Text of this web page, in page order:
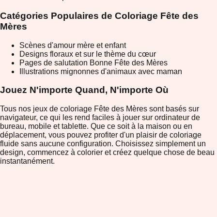
Catégories Populaires de Coloriage Fête des
Mères
Scènes d'amour mère et enfant
Designs floraux et sur le thème du cœur
Pages de salutation Bonne Fête des Mères
Illustrations mignonnes d'animaux avec maman
Jouez N'importe Quand, N'importe Où
Tous nos jeux de coloriage Fête des Mères sont basés sur
navigateur, ce qui les rend faciles à jouer sur ordinateur de
bureau, mobile et tablette. Que ce soit à la maison ou en
déplacement, vous pouvez profiter d'un plaisir de coloriage
fluide sans aucune configuration. Choisissez simplement un
design, commencez à colorier et créez quelque chose de beau
instantanément.